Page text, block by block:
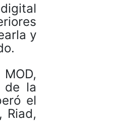
y
de la
el
Riad,